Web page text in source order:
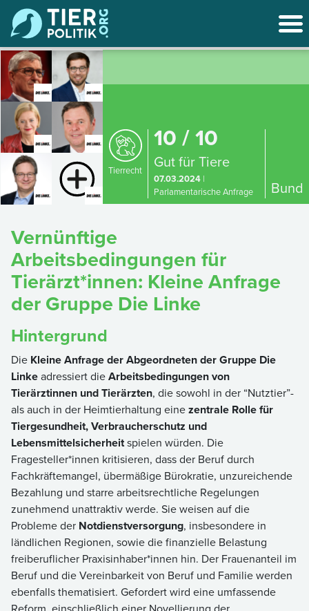
Tierrecht
10 / 10
Gut für Tiere
07.03.2024 |
Parlamentarische Anfrage
Bund
Vernünftige
Arbeitsbedingungen für
Tierärzt*innen: Kleine Anfrage
der Gruppe Die Linke
Hintergrund
Die Kleine Anfrage der Abgeordneten der Gruppe Die
Linkeadressiert dieArbeitsbedingungen von
Tierärztinnen und Tierärzten, die sowohl in der “Nutztier”-
als auch in der Heimtierhaltung einezentrale Rolle für
Tiergesundheit, Verbraucherschutz und
Lebensmittelsicherheitspielen würden. Die
Fragesteller*innen kritisieren, dass der Beruf durch
Fachkräftemangel, übermäßige Bürokratie, unzureichende
Bezahlung und starre arbeitsrechtliche Regelungen
zunehmend unattraktiv werde. Sie weisen auf die
Probleme der Notdienstversorgung, insbesondere in
ländlichen Regionen, sowie die finanzielle Belastung
freiberuflicher Praxisinhaber*innen hin. Der Frauenanteil im
Beruf und die Vereinbarkeit von Beruf und Familie werden
ebenfalls thematisiert. Gefordert wird eine umfassende